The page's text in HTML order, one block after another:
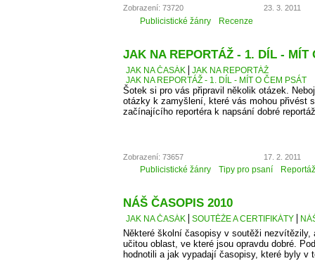
Zobrazení: 73720 23. 3. 2011
Publicistické žánry Recenze
JAK NA REPORTÁŽ - 1. DÍL - MÍT
JAK NA ČASÁK
JAK NA REPORTÁŽ
JAK NA REPORTÁŽ - 1. DÍL - MÍT O ČEM PSÁT
Šotek si pro vás připravil několik otázek.
otázky k zamyšlení, které vás mohou přivést
začínajícího reportéra k napsání dobré
Zobrazení: 73657 17. 2. 2011
Publicistické žánry Tipy pro psaní Reportáž
NÁŠ ČASOPIS 2010
JAK NA ČASÁK SOUTĚŽE A CERTIFIKÁTY
Některé školní časopisy v soutěži
učitou oblast, ve které jsou opravdu dobré.
hodnotili a jak vypadají časopisy, které byly v